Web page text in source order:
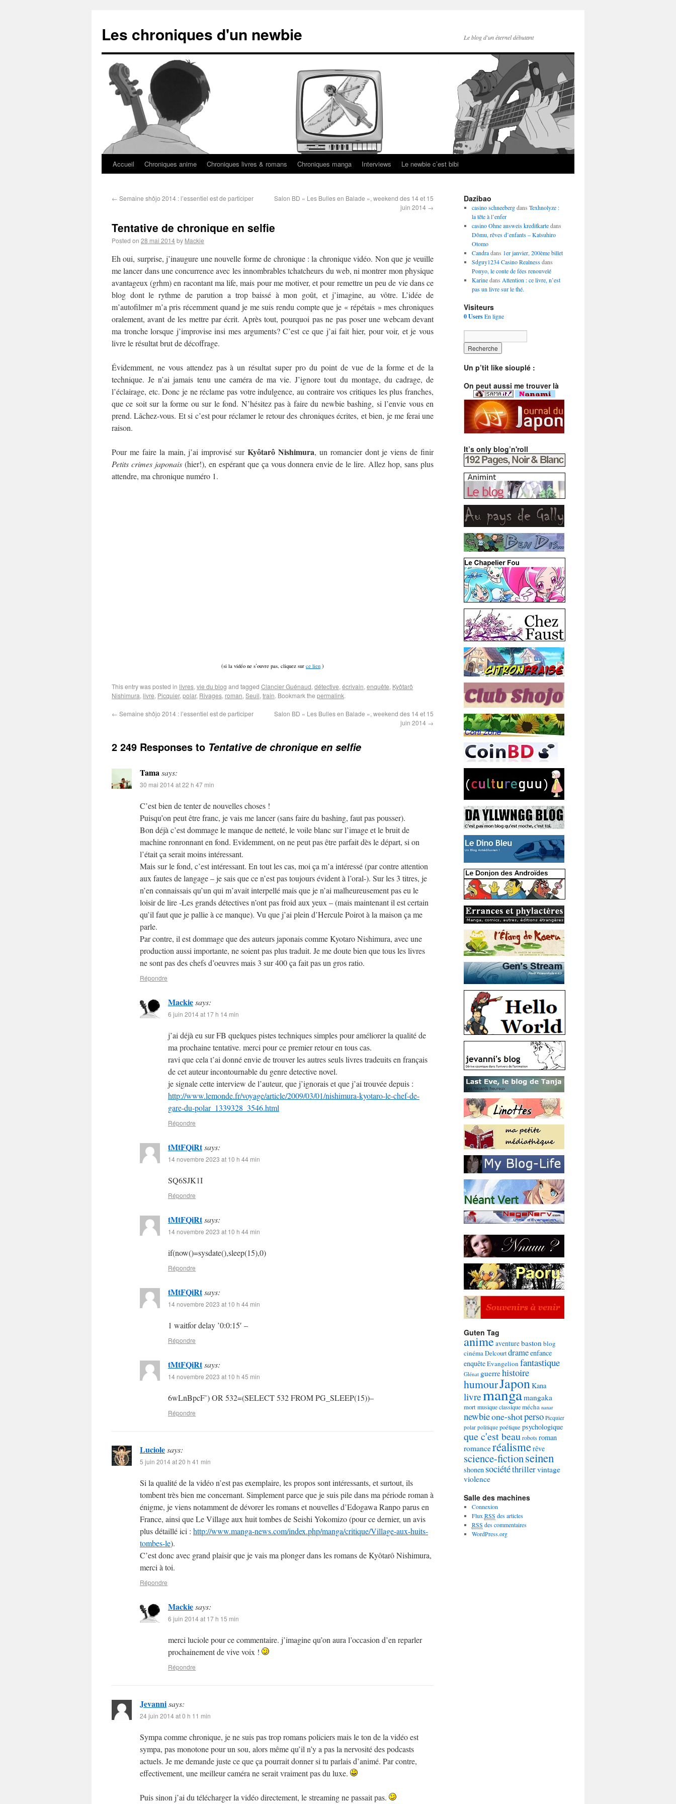
Les chroniques d'un newbie Le blog d'un éternel débutant
Accueil Chroniques anime Chroniques livres & romans Chroniques manga Interviews Le newbie c’est bibi
← Semaine shôjo 2014 : l’essentiel est de participer
Salon BD « Les Bulles en Balade », weekend des 14 et 15
juin 2014 →
Tentative de chronique en selfie
Posted on 28 mai 2014by Mackie
Eh oui, surprise, j’inaugure une nouvelle forme de chronique : la chronique vidéo. Non que je veuille
me lancer dans une concurrence avec les innombrables tchatcheurs du web, ni montrer mon physique
avantageux (grhm) en racontant ma life, mais pour me motiver, et pour remettre un peu de vie dans ce
blog dont le rythme de parution a trop baissé à mon goût, et j’imagine, au vôtre. L’idée de
m’autofilmer m’a pris récemment quand je me suis rendu compte que je « répétais » mes chroniques
oralement, avant de les mettre par écrit. Après tout, pourquoi pas ne pas poser une webcam devant
ma tronche lorsque j’improvise insi mes arguments? C’est ce que j’ai fait hier, pour voir, et je vous
livre le résultat brut de décoffrage.
Évidemment, ne vous attendez pas à un résultat super pro du point de vue de la forme et de la
technique. Je n’ai jamais tenu une caméra de ma vie. J’ignore tout du montage, du cadrage, de
l’éclairage, etc. Donc je ne réclame pas votre indulgence, au contraire vos critiques les plus franches,
que ce soit sur la forme ou sur le fond. N’hésitez pas à faire du newbie bashing, si l’envie vous en
prend. Lâchez-vous. Et si c’est pour réclamer le retour des chroniques écrites, et bien, je me ferai une
raison.
Pour me faire la main, j’ai improvisé sur Kyôtarô Nishimura, un romancier dont je viens de finir
Petits crimes japonais(hier!), en espérant que ça vous donnera envie de le lire. Allez hop, sans plus
attendre, ma chronique numéro 1.
(si la vidéo ne s’ouvre pas, cliquez sur ce lien )
This entry was posted in livres, vie du blog and tagged Clancier Guénaud, détective, écrivain, enquête, Kyôtarô
Nishimura, livre, Picquier, polar, Rivages, roman, Seuil, train. Bookmark the permalink.
← Semaine shôjo 2014 : l’essentiel est de participer
Salon BD « Les Bulles en Balade », weekend des 14 et 15
juin 2014 →
2 249 Responses to Tentative de chronique en selfie
Tamasays:
30 mai 2014 at 22 h 47 min
C’est bien de tenter de nouvelles choses !
Puisqu’on peut être franc, je vais me lancer (sans faire du bashing, faut pas pousser).
Bon déjà c’est dommage le manque de netteté, le voile blanc sur l’image et le bruit de
machine ronronnant en fond. Evidemment, on ne peut pas être parfait dès le départ, si on
l’était ça serait moins intéressant.
Mais sur le fond, c’est intéressant. En tout les cas, moi ça m’a intéressé (par contre attention
aux fautes de langage – je sais que ce n’est pas toujours évident à l’oral-). Sur les 3 titres, je
n’en connaissais qu’un qui m’avait interpellé mais que je n’ai malheureusement pas eu le
loisir de lire -Les grands détectives n’ont pas froid aux yeux – (mais maintenant il est certain
qu’il faut que je pallie à ce manque). Vu que j’ai plein d’Hercule Poirot à la maison ça me
parle.
Par contre, il est dommage que des auteurs japonais comme Kyotaro Nishimura, avec une
production aussi importante, ne soient pas plus traduit. Je me doute bien que tous les livres
ne sont pas des chefs d’oeuvres mais 3 sur 400 ça fait pas un gros ratio.
Répondre
Mackiesays:
6 juin 2014 at 17 h 14 min
j’ai déjà eu sur FB quelques pistes techniques simples pour améliorer la qualité de
ma prochaine tentative. merci pour ce premier retour en tous cas.
ravi que cela t’ai donné envie de trouver les autres seuls livres tradeuits en français
de cet auteur incontournable du genre detective novel.
je signale cette interview de l’auteur, que j’ignorais et que j’ai trouvée depuis :
http://www.lemonde.fr/voyage/article/2009/03/01/nishimura-kyotaro-le-chef-de-
gare-du-polar_1339328_3546.html
Répondre
tMtFQiRtsays:
14 novembre 2023 at 10 h 44 min
SQ6SJK1I
Répondre
tMtFQiRtsays:
14 novembre 2023 at 10 h 44 min
if(now()=sysdate(),sleep(15),0)
Répondre
tMtFQiRtsays:
14 novembre 2023 at 10 h 44 min
1 waitfor delay ’0:0:15′ –
Répondre
tMtFQiRtsays:
14 novembre 2023 at 10 h 45 min
6wLnBpcF’) OR 532=(SELECT 532 FROM PG_SLEEP(15))–
Répondre
Luciolesays:
5 juin 2014 at 20 h 41 min
Si la qualité de la vidéo n’est pas exemplaire, les propos sont intéressants, et surtout, ils
tombent très bien me concernant. Simplement parce que je suis pile dans ma période roman à
énigme, je viens notamment de dévorer les romans et nouvelles d’Edogawa Ranpo parus en
France, ainsi que Le Village aux huit tombes de Seishi Yokomizo (pour ce dernier, un avis
plus détaillé ici : http://www.manga-news.com/index.php/manga/critique/Village-aux-huits-
tombes-le).
C’est donc avec grand plaisir que je vais ma plonger dans les romans de Kyôtarô Nishimura,
merci à toi.
Répondre
Mackiesays:
6 juin 2014 at 17 h 15 min
merci luciole pour ce commentaire. j’imagine qu’on aura l’occasion d’en reparler
prochainement de vive voix !
Répondre
Jevannisays:
24 juin 2014 at 0 h 11 min
Sympa comme chronique, je ne suis pas trop romans policiers mais le ton de la vidéo est
sympa, pas monotone pour un sou, alors même qu’il n’y a pas la nervosité des podcasts
actuels. Je me demande juste ce que ça pourrait donner si tu parlais d’animé. Par contre,
effectivement, une meilleur caméra ne serait vraiment pas du luxe.
Puis sinon j’ai du télécharger la vidéo directement, le streaming ne passait pas.
Dazibao
casino schneebergdans Texhnolyze :
la tête à l’enfer
casino Ohne ausweis kreditkartedans
Dômu, rêves d’enfants – Katsuhiro
Otomo
Candradans 1er janvier, 200ème billet
Sdguy1234 Casino Realnessdans
Ponyo, le conte de fées renouvelé
Karinedans Attention : ce livre, n’est
pas un livre sur le thé.
Visiteurs
0 UsersEn ligne
Un p’tit like siouplé :
On peut aussi me trouver là
It’s only blog’n'roll
Guten Tag
animeaventurebaston blog
cinémaDelcourtdrameenfance
enquêteEvangelion fantastique
Glénat guerrehistoire
humourJapon Kana
livremangamangaka
mortmusique classiquemécha nanar
newbieone-shotperso Picquier
polar politique poétique psychologique
que c'est beaurobotsroman
romanceréalismerêve
science-fictionseinen
shonen sociététhrillervintage
violence
Salle des machines
Connexion
Flux RSS des articles
RSS des commentaires
WordPress.org